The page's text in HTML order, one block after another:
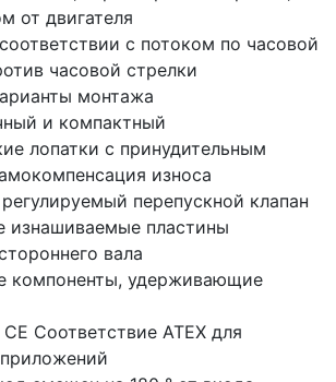
от двигателя
с потоком по часовой
часовой стрелки
монтажа
и компактный
лопатки с принудительным
износа
перепускной клапан
изнашиваемые пластины
вала
компоненты, удерживающие
Соответствие ATEX для